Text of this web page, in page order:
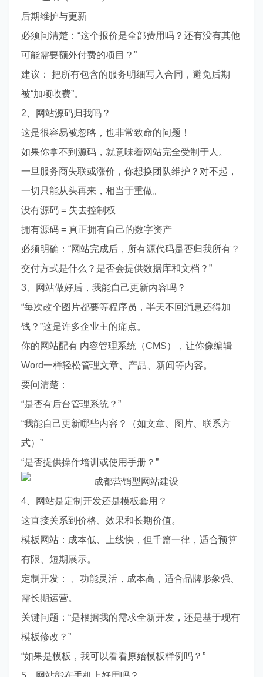
后期维护与更新
必须问清楚：“这个报价是全部费用吗？还有没有其他
可能需要额外付费的项目？”
建议： 把所有包含的服务明细写入合同，避免后期
被“加项收费”。
2、网站源码归我吗？
这是很容易被忽略，也非常致命的问题！
如果你拿不到源码，就意味着网站完全受制于人。
一旦服务商失联或涨价，你想换团队维护？对不起，
一切只能从头再来，相当于重做。
没有源码 = 失去控制权
拥有源码 = 真正拥有自己的数字资产
必须明确：“网站完成后，所有源代码是否归我所有？
交付方式是什么？是否会提供数据库和文档？”
3、网站做好后，我能自己更新内容吗？
“每次改个图片都要等程序员，半天不回消息还得加
钱？”这是许多企业主的痛点。
你的网站配有 内容管理系统（CMS），让你像编辑
Word一样轻松管理文章、产品、新闻等内容。
要问清楚：
“是否有后台管理系统？”
“我能自己更新哪些内容？（如文章、图片、联系方
式）”
“是否提供操作培训或使用手册？”
4、网站是定制开发还是模板套用？
这直接关系到价格、效果和长期价值。
模板网站：成本低、上线快，但千篇一律，适合预算
有限、短期展示。
定制开发： 、功能灵活，成本高，适合品牌形象强、
需长期运营。
关键问题：“是根据我的需求全新开发，还是基于现有
模板修改？”
“如果是模板，我可以看看原始模板样例吗？”